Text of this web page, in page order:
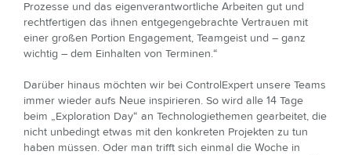
Prozesse und das eigenverantwortliche Arbeiten gut und
rechtfertigen das ihnen entgegengebrachte Vertrauen mit
einer großen Portion Engagement, Teamgeist und – ganz
wichtig – dem Einhalten von Terminen.“
Darüber hinaus möchten wir bei ControlExpert unsere Teams
immer wieder aufs Neue inspirieren. So wird alle 14 Tage
beim „Exploration Day“ an Technologiethemen gearbeitet, die
nicht unbedingt etwas mit den konkreten Projekten zu tun
haben müssen. Oder man trifft sich einmal die Woche in